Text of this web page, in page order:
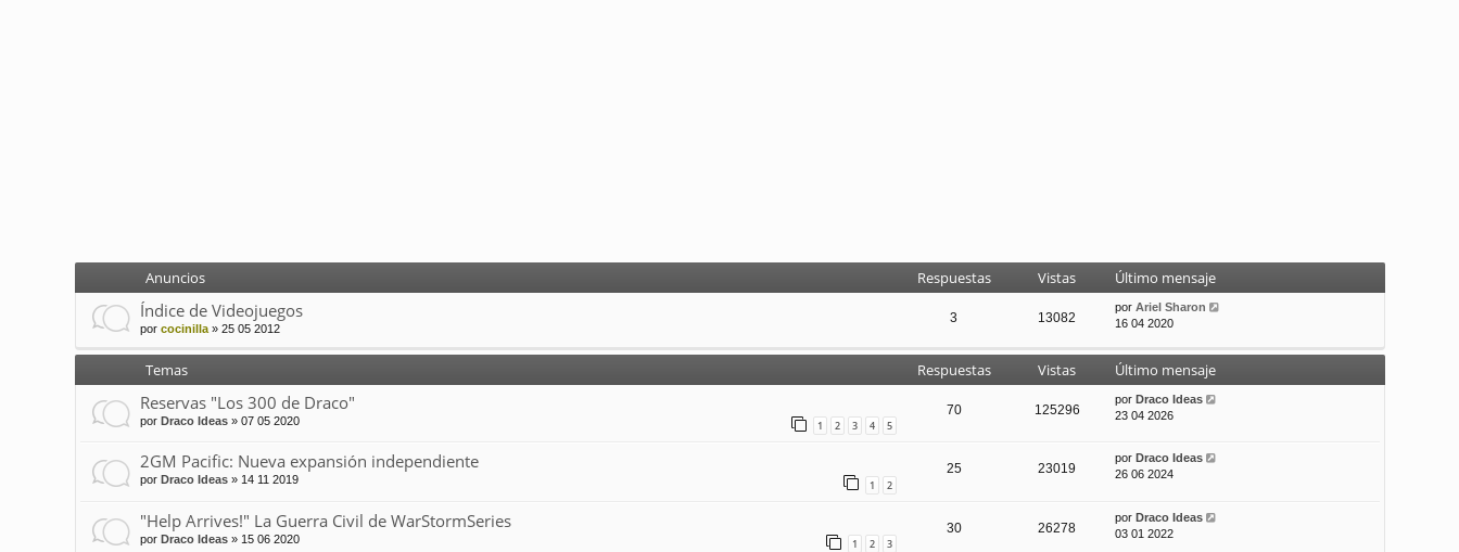
Anuncios Respuestas Vistas Último mensaje
Índice de Videojuegos
por cocinilla» 25 05 2012
3 13082
por Ariel Sharon
16 04 2020
Temas Respuestas Vistas Último mensaje
Reservas "Los 300 de Draco"
por Draco Ideas» 07 05 2020 1 2 3 4 5
70 125296
por Draco Ideas
23 04 2026
2GM Pacific: Nueva expansión independiente
por Draco Ideas» 14 11 2019 1 2
25 23019
por Draco Ideas
26 06 2024
"Help Arrives!" La Guerra Civil de WarStormSeries
por Draco Ideas» 15 06 2020 1 2 3
30 26278
por Draco Ideas
03 01 2022